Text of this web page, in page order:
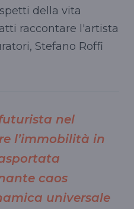
della vita
raccontare l'artista
Stefano Roffi
nel
l’immobilità in
caos
universale